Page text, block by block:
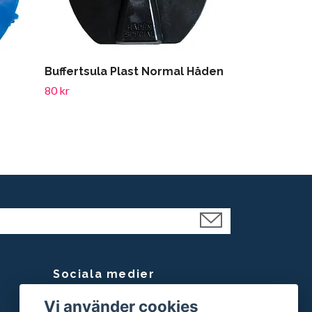
Buffertsula Plast Normal Håden
80 kr
Sociala medier
Facebook
Vi använder cookies